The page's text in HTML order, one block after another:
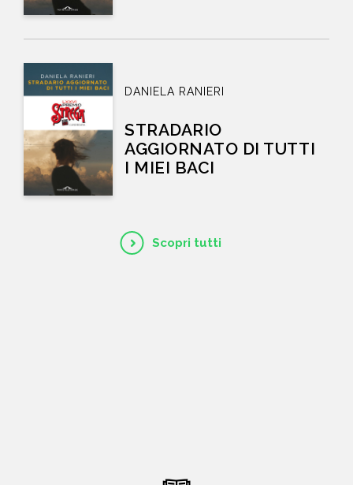
Scopri tutti
DANIELA RANIERI
STRADARIO
AGGIORNATO DI TUTTI
I MIEI BACI